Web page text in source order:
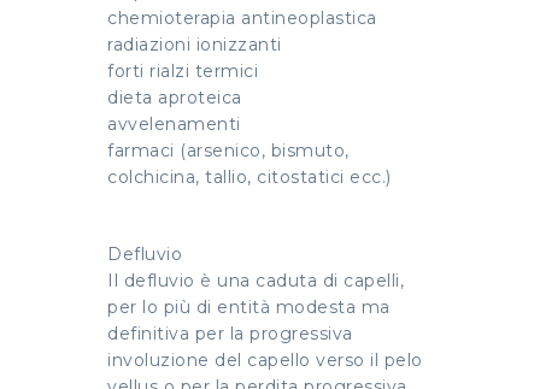
chemioterapia antineoplastica
radiazioni ionizzanti
forti rialzi termici
dieta aproteica
avvelenamenti
farmaci (arsenico, bismuto,
colchicina, tallio, citostatici ecc.)
Defluvio
Il defluvio è una caduta di capelli,
per lo più di entità modesta ma
definitiva per la progressiva
involuzione del capello verso il pelo